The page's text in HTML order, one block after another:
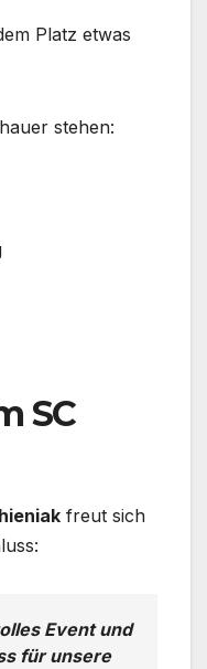
Platz etwas
stehen:
SC
freut sich
Event und
für unsere